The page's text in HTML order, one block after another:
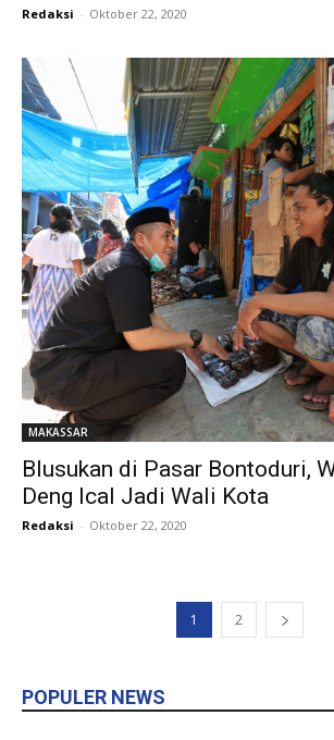
Redaksi - Oktober 22, 2020
MAKASSAR
Blusukan di Pasar Bontoduri,
Deng Ical Jadi Wali Kota
Redaksi - Oktober 22, 2020
1 2
POPULER NEWS